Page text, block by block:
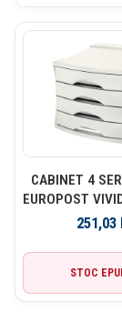
CABINET 4
EUROPOST
251,03
STOC